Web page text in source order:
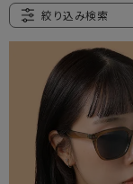
絞り込み検索